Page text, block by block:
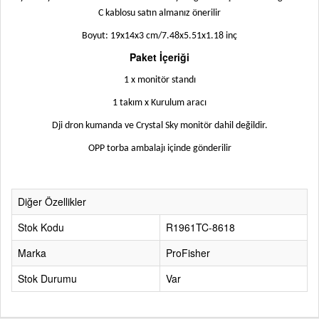
C kablosu satın almanız önerilir
Boyut: 19x14x3 cm/7.48x5.51x1.18 inç
Paket İçeriği
1 x monitör standı
1 takım x Kurulum aracı
Dji dron kumanda ve Crystal Sky monitör dahil değildir.
OPP torba ambalajı içinde gönderilir
Diğer Özellikler
Stok Kodu
R1961TC-8618
Marka
ProFisher
Stok Durumu
Var